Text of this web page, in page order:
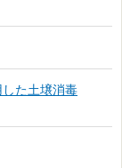
た土壌消毒